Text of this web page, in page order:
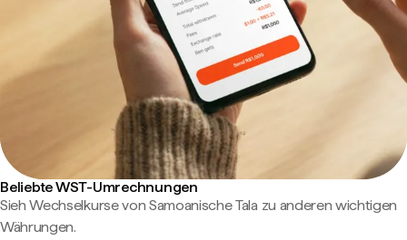
Beliebte WST-Umrechnungen
Sieh Wechselkurse von Samoanische Tala zu anderen wichtigen
Währungen.